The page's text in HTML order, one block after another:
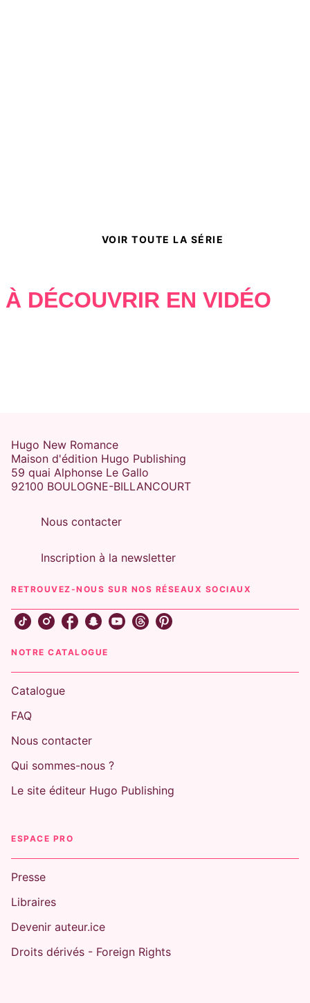
VOIR TOUTE LA SÉRIE
À DÉCOUVRIR EN VIDÉO
Hugo New Romance
Maison d'édition Hugo Publishing
59 quai Alphonse Le Gallo
92100 BOULOGNE-BILLANCOURT
Nous contacter
Inscription à la newsletter
RETROUVEZ-NOUS SUR NOS RÉSEAUX SOCIAUX
NOTRE CATALOGUE
Catalogue
FAQ
Nous contacter
Qui sommes-nous ?
Le site éditeur Hugo Publishing
ESPACE PRO
Presse
Libraires
Devenir auteur.ice
Droits dérivés - Foreign Rights